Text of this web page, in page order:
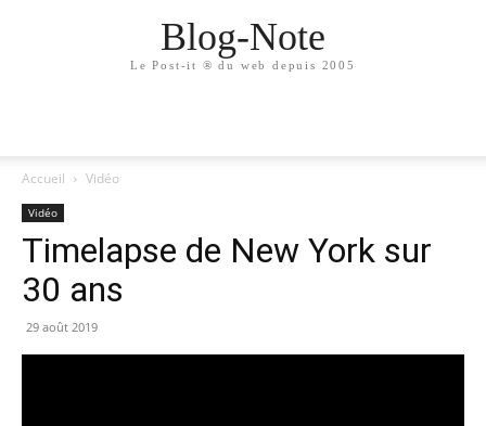
Blog-Note
Le Post-it ® du web depuis 2005
Accueil Vidéo
Vidéo
Timelapse de New York sur
30 ans
29 août 2019